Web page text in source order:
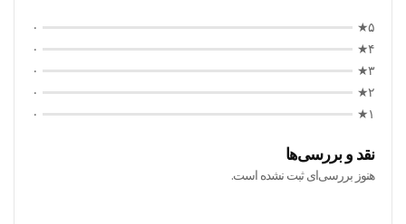
۵★
۰
۴★
۰
۳★
۰
۲★
۰
۱★
۰
نقد و بررسی‌ها
هنوز بررسی‌ای ثبت نشده است.